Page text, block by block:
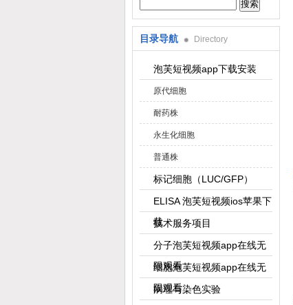
目录导航 Directory
泡芙短视频app下载安装
原代细胞
耐药株
永生化细胞
普通株
标记细胞（LUC/GFP）
ELISA 泡芙短视频ios苹果下
载
技术服务项目
分子泡芙短视频app在线无
限观看
细胞泡芙短视频app在线无
限观看
病理与染色实验